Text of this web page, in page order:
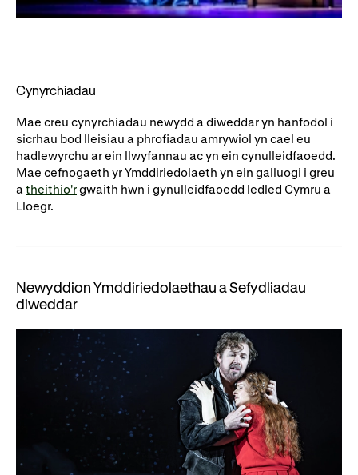
Cynyrchiadau
Mae creu cynyrchiadau newydd a diweddar yn hanfodol i
sicrhau bod lleisiau a phrofiadau amrywiol yn cael eu
hadlewyrchu ar ein llwyfannau ac yn ein cynulleidfaoedd.
Mae cefnogaeth yr Ymddiriedolaeth yn ein galluogi i greu
a theithio'rgwaith hwn i gynulleidfaoedd ledled Cymru a
Lloegr.
Newyddion Ymddiriedolaethau a Sefydliadau
diweddar